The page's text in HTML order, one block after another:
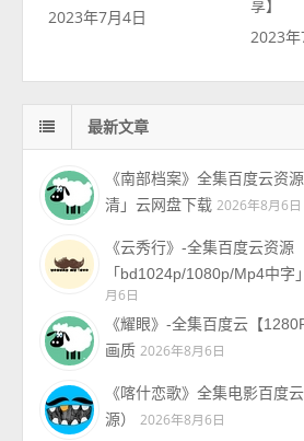
2023年7月4日
享】
2023年
最新文章
《南部档案》全集百度云资
清」云网盘下载 2026年8月6日
《云秀行》-全集百度云资源
「bd1024p/1080p/Mp4中字
月6日
《耀眼》-全集百度云【
画质 2026年8月6日
《喀什恋歌》全集电影百度
源）
2026年8月6日